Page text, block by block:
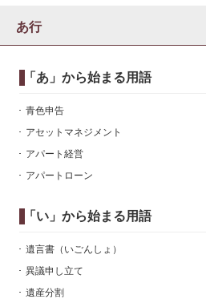
あ行
「あ」から始まる用語
青色申告
アセットマネジメント
アパート経営
アパートローン
「い」から始まる用語
遺言書（いごんしょ）
異議申し立て
遺産分割